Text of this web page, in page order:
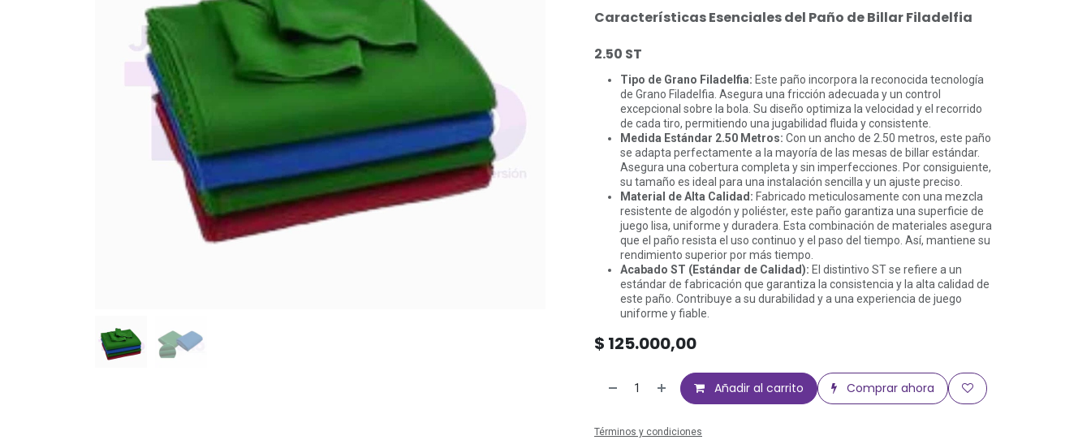
Características Esenciales del Paño de Billar Filadelfia
2.50 ST
Tipo de Grano Filadelfia: Este paño incorpora la reconocida tecnología
de Grano Filadelfia. Asegura una fricción adecuada y un control
excepcional sobre la bola. Su diseño optimiza la velocidad y el recorrido
de cada tiro, permitiendo una jugabilidad fluida y consistente.
Medida Estándar 2.50 Metros: Con un ancho de 2.50 metros, este paño
se adapta perfectamente a la mayoría de las mesas de billar estándar.
Asegura una cobertura completa y sin imperfecciones. Por consiguiente,
su tamaño es ideal para una instalación sencilla y un ajuste preciso.
Material de Alta Calidad: Fabricado meticulosamente con una mezcla
resistente de algodón y poliéster, este paño garantiza una superficie de
juego lisa, uniforme y duradera. Esta combinación de materiales asegura
que el paño resista el uso continuo y el paso del tiempo. Así, mantiene su
rendimiento superior por más tiempo.
Acabado ST (Estándar de Calidad): El distintivo ST se refiere a un
estándar de fabricación que garantiza la consistencia y la alta calidad de
este paño. Contribuye a su durabilidad y a una experiencia de juego
uniforme y fiable.
$ 125.000,00
Añadir al carrito Comprar ahora
Términos y condiciones